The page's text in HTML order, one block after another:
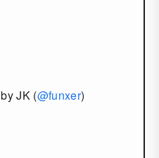
by JK (@funxer)